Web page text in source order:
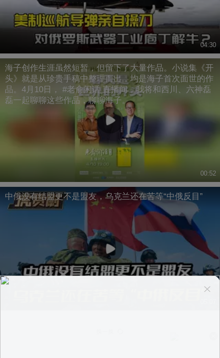
04:30
海子创作生涯虽然短暂，但留下了大量作品。小说集《开
头》就是从珍贵手稿中整理而出，均是海子首次面世的作
品。4月10日， #老俞闲话 直播间，我将和西川、六神磊
磊一起聊聊这些作品，聊聊海子。
00:52
中俄没有结盟更不是盟友，乌克兰还在苦等“中俄反目”